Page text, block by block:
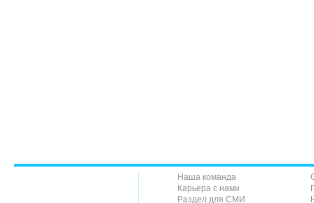
Наша команда
Карьера с нами
Раздел для СМИ